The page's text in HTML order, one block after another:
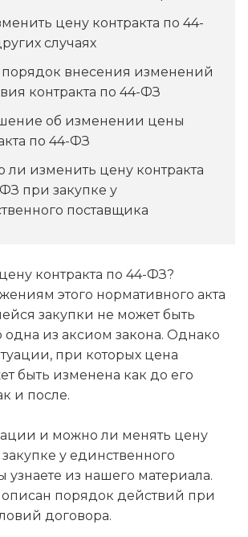
цену контракта по 44-
случаях
порядок внесения изменений
контракта по 44-ФЗ
об изменении цены
по 44-ФЗ
ли изменить цену контракта
при закупке у
поставщика
контракта по 44-ФЗ?
этого нормативного акта
закупки не может быть
одна из аксиом закона. Однако
при которых цена
быть изменена как до его
и после.
и можно ли менять цену
у единственного
узнаете из нашего материала.
описан порядок действий при
договора.